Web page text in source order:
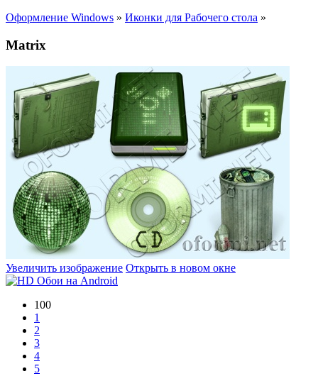
Оформление Windows » Иконки для Рабочего стола »
Matrix
Увеличить изображение Открыть в новом окне
100
1
2
3
4
5